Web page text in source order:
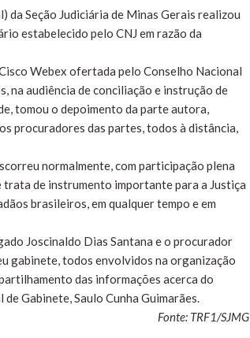
da Seção Judiciária de Minas Gerais realizou
estabelecido pelo CNJ em razão da
Webex ofertada pelo Conselho Nacional
na audiência de conciliação e instrução de
tomou o depoimento da parte autora,
procuradores das partes, todos à distância,
normalmente, com participação plena
de instrumento importante para a Justiça
brasileiros, em qualquer tempo e em
Joscinaldo Dias Santana e o procurador
gabinete, todos envolvidos na organização
das informações acerca do
Gabinete, Saulo Cunha Guimarães.
Fonte: TRF1/SJMG